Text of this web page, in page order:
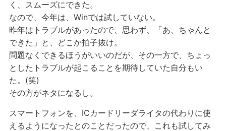
く、スムーズにできた。
なので、今年は、Winでは試していない。
昨年はトラブルがあったので、思わず、「あ、ちゃんと
できた」と、どこか拍子抜け。
問題なくできるほうがいいのだが、その一方で、ちょっ
としたトラブルが起こることを期待していた自分もい
た。(笑)
その方がネタになるし。
スマートフォンを、ICカードリーダライタの代わりに使
えるようになったとのことだったので、これも試してみ